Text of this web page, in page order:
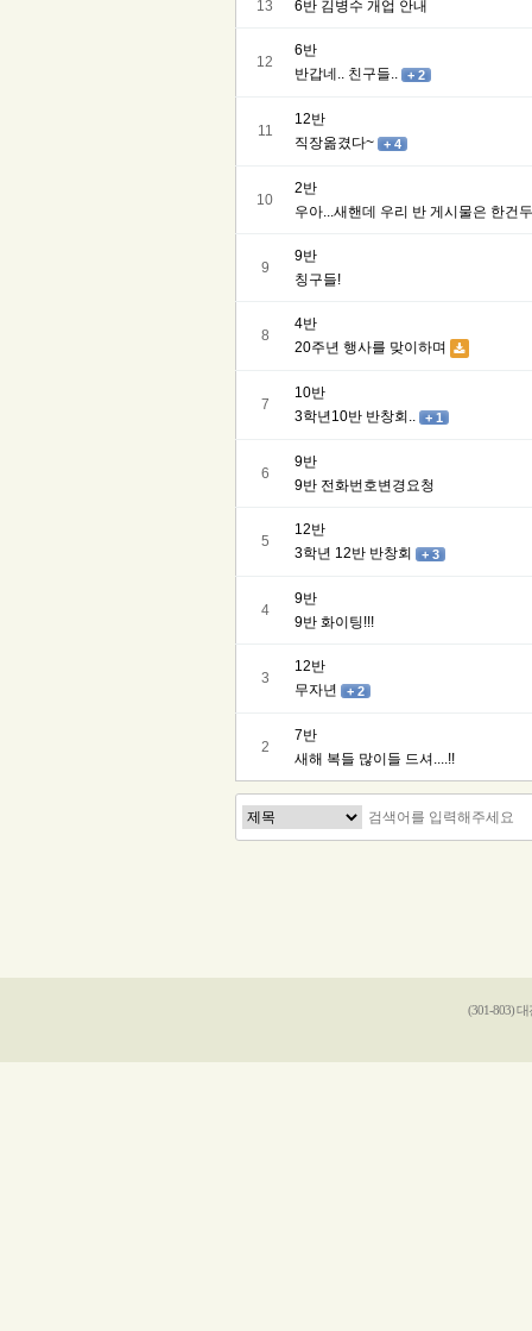
13 6반 김병수 개업 안내
12
6반
반갑네.. 친구들..
+ 2
11
12반
직장옮겼다~
+ 4
10
2반
우아...새핸데 우리 반 게시물은 한건
9
9반
칭구들!
8
4반
20주년 행사를 맞이하며
7
10반
3학년10반 반창회..
+ 1
6
9반
9반 전화번호변경요청
5
12반
3학년 12반 반창회
+ 3
4
9반
9반 화이팅!!!
3
12반
무자년
+ 2
2
7반
새해 복들 많이들 드셔....!!
(301-803)